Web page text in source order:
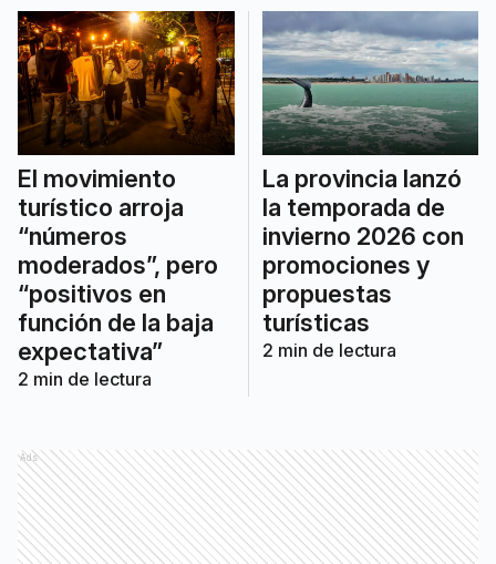
El movimiento
turístico arroja
“números
moderados”, pero
“positivos en
función de la baja
expectativa”
2 min de lectura
La provincia lanzó
la temporada de
invierno 2026 con
promociones y
propuestas
turísticas
2 min de lectura
Ads